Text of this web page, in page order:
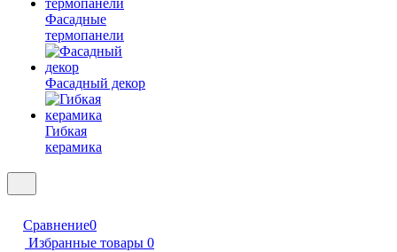
Фасадные
термопанели
Фасадный декор
Гибкая
керамика
Сравнение0
Избранные товары 0